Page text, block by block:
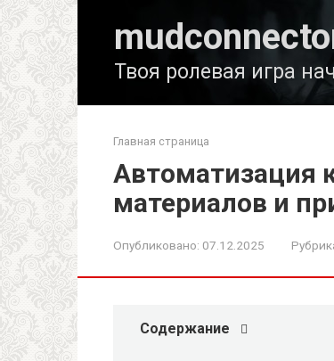
Твоя ролевая игра
Главная страница
Автоматизация
материалов и
Опубликовано: 07.12.2025
Содержание